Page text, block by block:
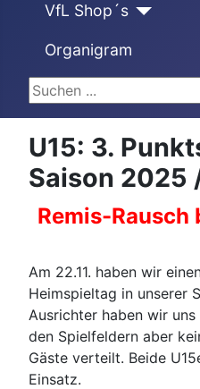
VfL Shop´s
Organigram
Suchen ...
U15: 3.
Saison 2025
Remis-Rausch
Am 22.11. haben wir
Heimspieltag in unserer
Ausrichter haben wir
den Spielfeldern aber
Gäste verteilt. Beide
Einsatz.